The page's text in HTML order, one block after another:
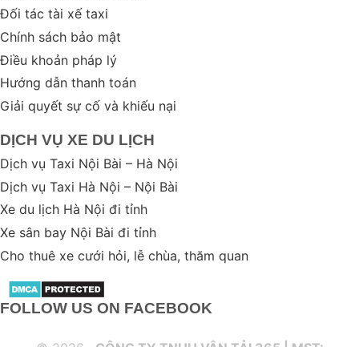
Đối tác tài xế taxi
Chính sách bảo mật
Điều khoản pháp lý
Hướng dẫn thanh toán
Giải quyết sự cố và khiếu nại
DỊCH VỤ XE DU LỊCH
Dịch vụ Taxi Nội Bài – Hà Nội
Dịch vụ Taxi Hà Nội – Nội Bài
Xe du lịch Hà Nội đi tỉnh
Xe sân bay Nội Bài đi tỉnh
Cho thuê xe cưới hỏi, lễ chùa, thăm quan
FOLLOW US ON FACEBOOK